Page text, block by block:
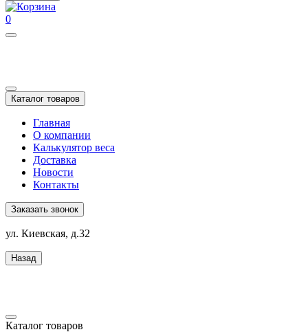
0
Каталог товаров
Главная
О компании
Калькулятор веса
Доставка
Новости
Контакты
Заказать звонок
ул. Киевская, д.32
Назад
Каталог товаров